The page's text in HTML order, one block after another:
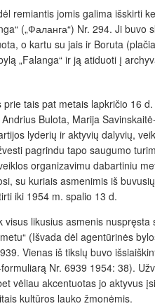
remiantis jomis galima
(„Фаланга“) Nr. 294. Ji
o kartu su jais ir Boruta
„Falanga“ ir ją atiduoti į
tais pat metais lapkričio 16
Bulota, Marija
lyderių ir aktyvių dalyvių,
pagrindu tapo saugumo
organizavimu dabartiniu
su kuriais asmenimis iš
iki 1954 m. spalio 13 d.
likusius asmenis
(Išvada dėl agentūrinės
Vienas iš tikslų buvo
Nr. 6939 1954: 38).
vėliau akcentuotas jo
kultūros lauko žmonėmis.